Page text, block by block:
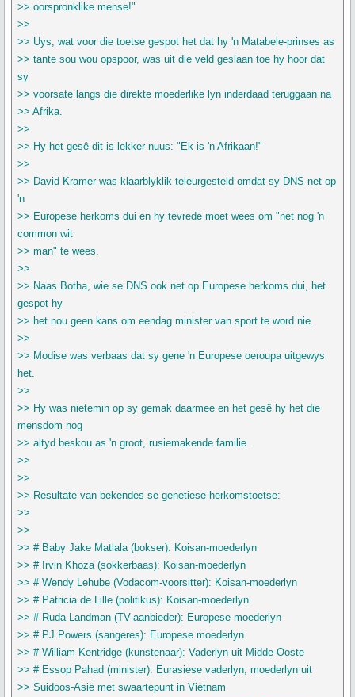
>> oorspronklike mense!"
>>
>> Uys, wat voor die toetse gespot het dat hy 'n Matabele-prinses as
>> tante sou wou opspoor, was uit die veld geslaan toe hy hoor dat
sy
>> voorsate langs die direkte moederlike lyn inderdaad teruggaan na
>> Afrika.
>>
>> Hy het gesê dit is lekker nuus: "Ek is 'n Afrikaan!"
>>
>> David Kramer was klaarblyklik teleurgesteld omdat sy DNS net op
'n
>> Europese herkoms dui en hy tevrede moet wees om "net nog 'n
common wit
>> man" te wees.
>>
>> Naas Botha, wie se DNS ook net op Europese herkoms dui, het
gespot hy
>> het nou geen kans om eendag minister van sport te word nie.
>>
>> Modise was verbaas dat sy gene 'n Europese oeroupa uitgewys
het.
>>
>> Hy was nietemin op sy gemak daarmee en het gesê hy het die
mensdom nog
>> altyd beskou as 'n groot, rusiemakende familie.
>>
>>
>> Resultate van bekendes se genetiese herkomstoetse:
>>
>>
>> # Baby Jake Matlala (bokser): Koisan-moederlyn
>> # Irvin Khoza (sokkerbaas): Koisan-moederlyn
>> # Wendy Lehube (Vodacom-voorsitter): Koisan-moederlyn
>> # Patricia de Lille (politikus): Koisan-moederlyn
>> # Ruda Landman (TV-aanbieder): Europese moederlyn
>> # PJ Powers (sangeres): Europese moederlyn
>> # William Kentridge (kunstenaar): Vaderlyn uit Midde-Ooste
>> # Essop Pahad (minister): Eurasiese vaderlyn; moederlyn uit
>> Suidoos-Asië met swaartepunt in Viëtnam